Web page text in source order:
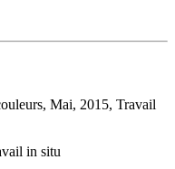
Mai, 2015, Travail
in situ